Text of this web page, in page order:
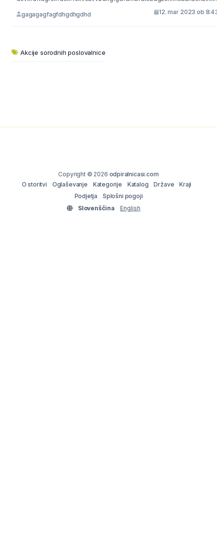
gagagagfagfdhgdhgdhd 12. mar 2023 ob
Akcije sorodnih poslovalnice
Copyright © 2026 odpiralnicasi.com
O storitvi
Oglaševanje Kategorije Katalog Države
Kraji
Podjetja
Splošni pogoji
Slovenščina
English